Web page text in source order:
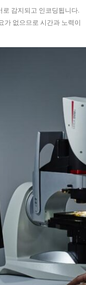
감지되고 인코딩됩니다.
가 없으므로 시간과 노력이